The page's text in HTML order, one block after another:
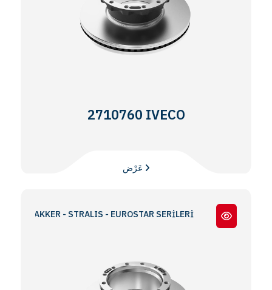
2710760 IVECO
- STRALIS - EUROSTAR SERİLERİ